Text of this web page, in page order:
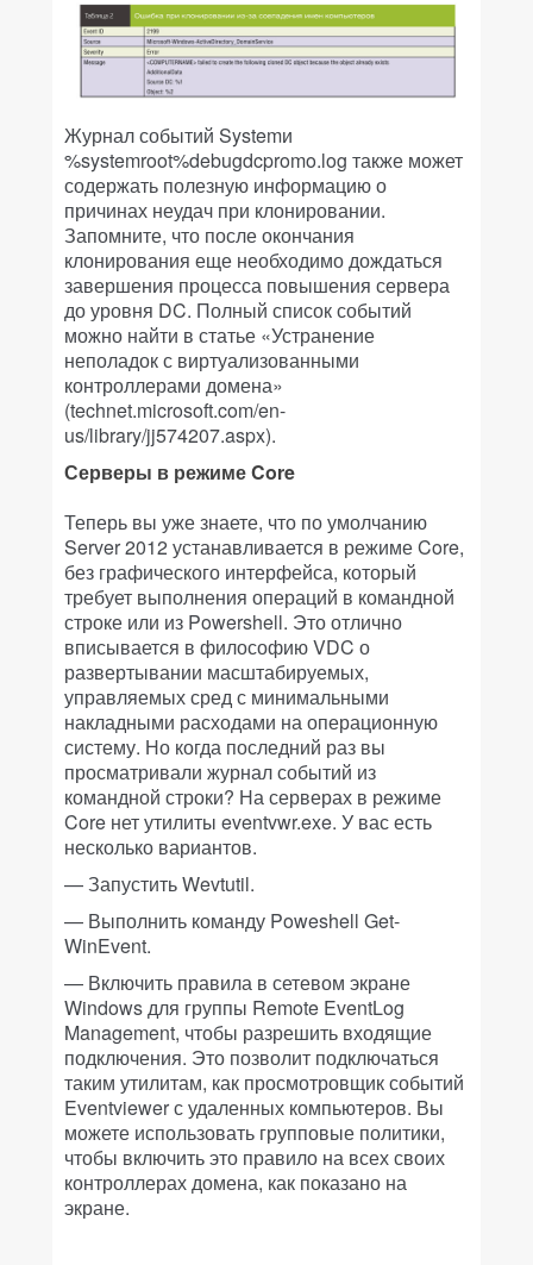
Журнал событий Systemи
%systemroot%debugdcpromo.log также может
содержать полезную информацию о
причинах неудач при клонировании.
Запомните, что после окончания
клонирования еще необходимо дождаться
завершения процесса повышения сервера
до уровня DC. Полный список событий
можно найти в статье «Устранение
неполадок с виртуализованными
контроллерами домена»
(technet.microsoft.com/en-
us/library/jj574207.aspx).
Серверы в режиме Core
Теперь вы уже знаете, что по умолчанию
Server 2012 устанавливается в режиме Core,
без графического интерфейса, который
требует выполнения операций в командной
строке или из Powershell. Это отлично
вписывается в философию VDC о
развертывании масштабируемых,
управляемых сред с минимальными
накладными расходами на операционную
систему. Но когда последний раз вы
просматривали журнал событий из
командной строки? На серверах в режиме
Core нет утилиты eventvwr.exe. У вас есть
несколько вариантов.
— Запустить Wevtutil.
— Выполнить команду Poweshell Get-
WinEvent.
— Включить правила в сетевом экране
Windows для группы Remote EventLog
Management, чтобы разрешить входящие
подключения. Это позволит подключаться
таким утилитам, как просмотровщик событий
Eventviewer с удаленных компьютеров. Вы
можете использовать групповые политики,
чтобы включить это правило на всех своих
контроллерах домена, как показано на
экране.